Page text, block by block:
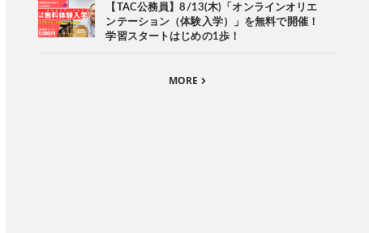
【TAC公務員】8/13(木)「オンラインオリエ
ンテーション（体験入学）」を無料で開催！
学習スタートはじめの1歩！
MORE